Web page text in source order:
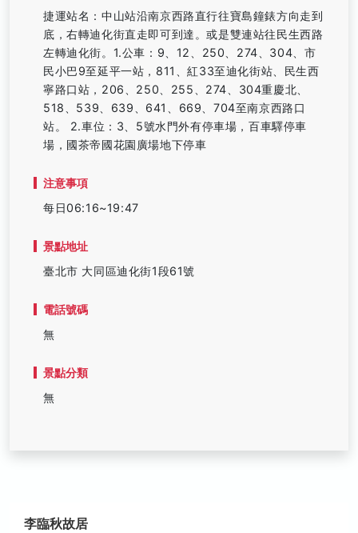
捷運站名：中山站沿南京西路直行往寶島鐘錶方向走到
底，右轉迪化街直走即可到達。或是雙連站往民生西路
左轉迪化街。1.公車：9、12、250、274、304、市
民小巴9至延平一站，811、紅33至迪化街站、民生西
寧路口站，206、250、255、274、304重慶北、
518、539、639、641、669、704至南京西路口
站。 2.車位：3、5號水門外有停車場，百車驛停車
場，國茶帝國花園廣場地下停車
注意事項
每日06:16~19:47
景點地址
臺北市 大同區迪化街1段61號
電話號碼
無
景點分類
無
李臨秋故居